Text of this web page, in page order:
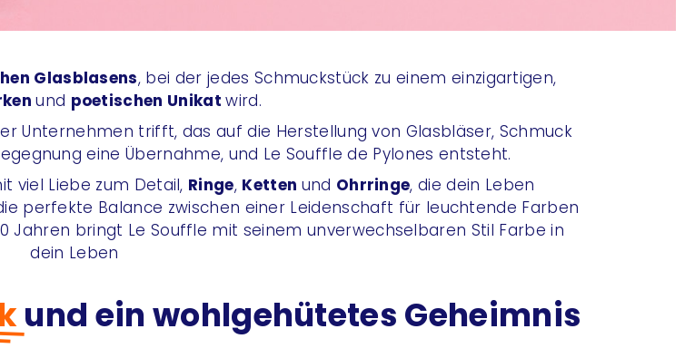
Glasblasens, bei der jedes Schmuckstück zu einem einzigartigen,
und poetischen Unikatwird.
Unternehmen trifft, das auf die Herstellung von Glasbläser, Schmuck
eine Übernahme, und Le Souffle de Pylones entsteht.
viel Liebe zum Detail, Ringe, Ketten und Ohrringe, die dein Leben
perfekte Balance zwischen einer Leidenschaft für leuchtende Farben
Jahren bringt Le Souffle mit seinem unverwechselbaren Stil Farbe in
dein Leben
und ein wohlgehütetes Geheimnis